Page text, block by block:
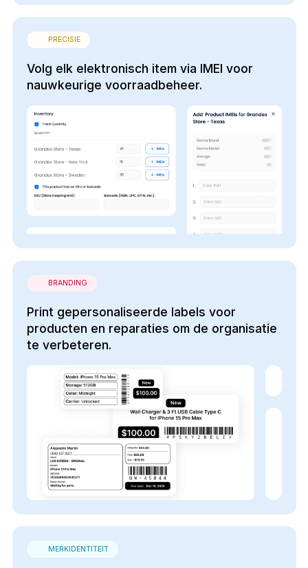
PRECISIE
Volg elk elektronisch item via IMEI voor
nauwkeurige voorraadbeheer.
BRANDING
Print gepersonaliseerde labels voor
producten en reparaties om de organisatie
te verbeteren.
MERKIDENTITEIT